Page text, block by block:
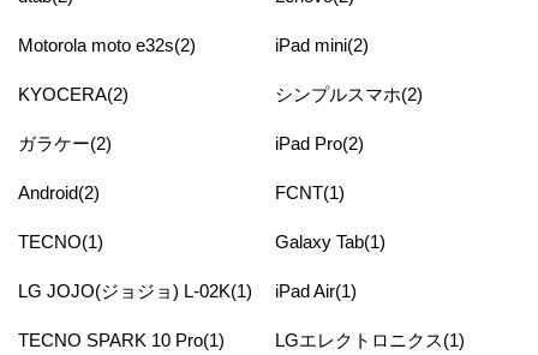
Motorola moto e32s(2) iPad mini(2)
KYOCERA(2) シンプルスマホ(2)
ガラケー(2) iPad Pro(2)
Android(2) FCNT(1)
TECNO(1) Galaxy Tab(1)
LG JOJO(ジョジョ) L-02K(1) iPad Air(1)
TECNO SPARK 10 Pro(1) LGエレクトロニクス(1)